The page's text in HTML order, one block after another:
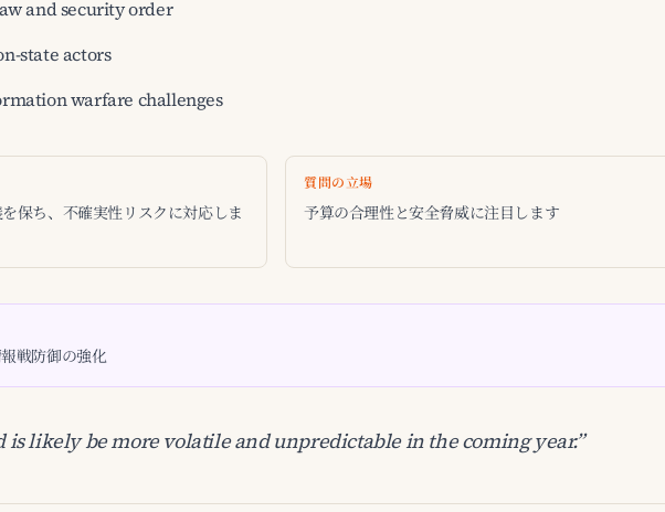
and security order
state actors
warfare challenges
保ち、不確実性リスクに対応しま
質問の立場
予算の合理性と安全脅威に注目します
戦防御の強化
is likely be more volatile and unpredictable in the coming year.”